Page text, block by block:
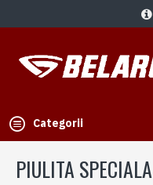
Categorii
PIULITA SPECIALA